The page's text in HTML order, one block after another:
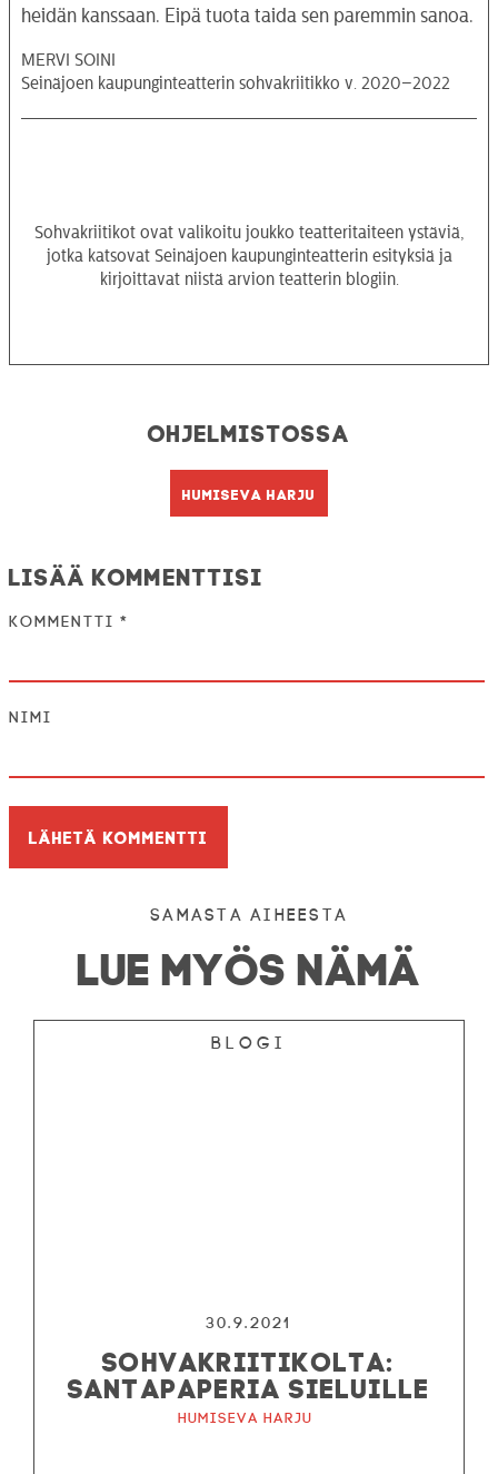
heidän kanssaan. Eipä tuota taida sen paremmin sanoa.
MERVI SOINI
Seinäjoen kaupunginteatterin sohvakriitikko v. 2020–2022
Sohvakriitikot ovat valikoitu joukko teatteritaiteen ystäviä,
jotka katsovat Seinäjoen kaupunginteatterin esityksiä ja
kirjoittavat niistä arvion teatterin blogiin.
Ohjelmistossa
Humiseva harju
Lisää kommenttisi
Kommentti *
Nimi
Samasta aiheesta
LUE MYÖS NÄMÄ
Blogi
30.9.2021
SOHVAKRIITIKOLTA:
SANTAPAPERIA SIELUILLE
Humiseva harju